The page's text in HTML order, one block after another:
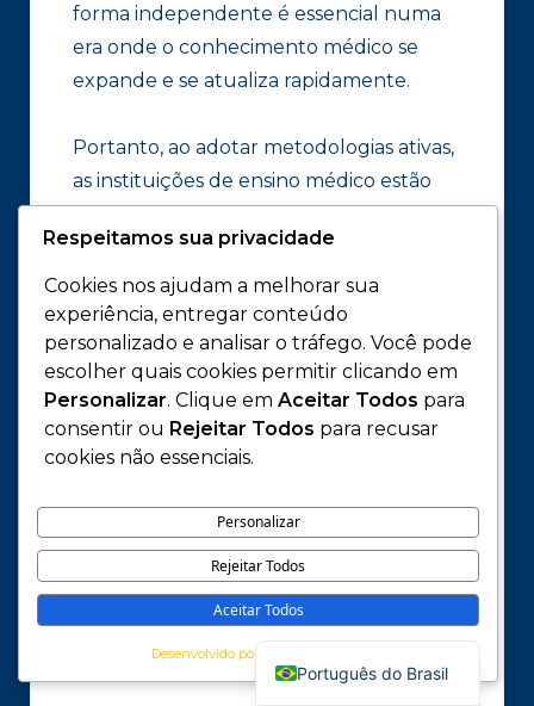
forma independente é essencial numa
era onde o conhecimento médico se
expande e se atualiza rapidamente.
Portanto, ao adotar metodologias ativas,
as instituições de ensino médico estão
não apenas melhorando o processo de
aprendizagem, mas também estão
formando profissionais mais preparados,
proativos e adaptáveis às necessidades
de um cenário de saúde em constante
evolução.
A transição para essas metodologias
substancial tanto por parte dos
educadores quanto dos estudantes,
necessitando de investimento em
capacitação e infraestrutura adequada
para garantir sua eficácia.
Respeitamos sua privacidade
Cookies nos ajudam a melhorar sua
experiência, entregar conteúdo
personalizado e analisar o tráfego. Você pode
escolher quais cookies permitir clicando em
Personalizar. Clique em Aceitar Todos para
consentir ou Rejeitar Todos para recusar
cookies não essenciais.
Personalizar
Rejeitar Todos
Aceitar Todos
Desenvolvido por
Português do Brasil